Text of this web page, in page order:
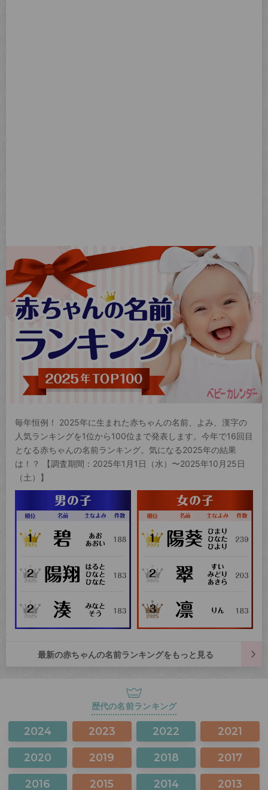
毎年恒例！ 2025年に生まれた赤ちゃんの名前、よみ、漢字の
人気ランキングを1位から100位まで発表します。今年で16回目
となる赤ちゃんの名前ランキング。気になる2025年の結果
は！？ 【調査期間：2025年1月1日（水）〜2025年10月25日
（土）】
最新の赤ちゃんの名前ランキングをもっと見る
歴代の名前ランキング
2024 2023 2022 2021
2020 2019 2018 2017
2016 2015 2014 2013